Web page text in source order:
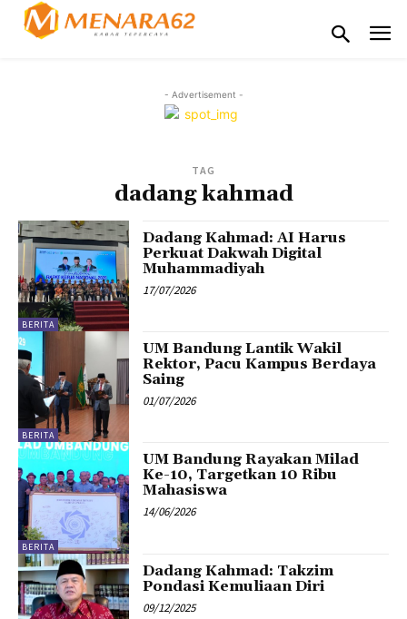
- Advertisement -
TAG
dadang kahmad
BERITA
Dadang Kahmad: AI Harus
Perkuat Dakwah Digital
Muhammadiyah
17/07/2026
BERITA
UM Bandung Lantik Wakil
Rektor, Pacu Kampus Berdaya
Saing
01/07/2026
BERITA
UM Bandung Rayakan Milad
Ke-10, Targetkan 10 Ribu
Mahasiswa
14/06/2026
Dadang Kahmad: Takzim
Pondasi Kemuliaan Diri
09/12/2025